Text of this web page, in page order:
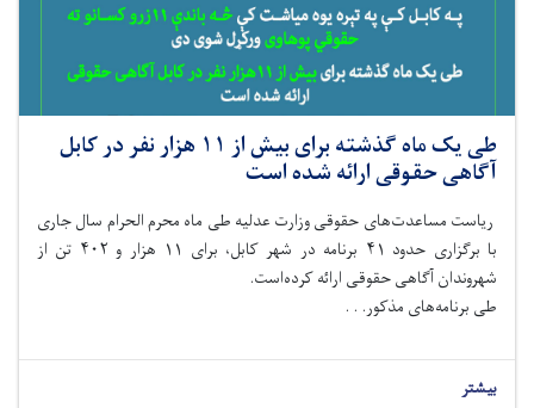
طی یک ماه گذشته برای بیش از ۱۱ هزار نفر در کابل
آگاهی حقوقی ارائه شده است
ریاست مساعدت‌های حقوقی وزارت عدلیه طی ماه محرم الحرام سال جاری
با برگزاری حدود ۴۱ برنامه در شهر کابل، برای ۱۱ هزار و ۴۰۲ تن از
شهروندان آگاهی حقوقی ارائه کرده‌است.
طی برنامه‌های مذکور. . .
بیشتر